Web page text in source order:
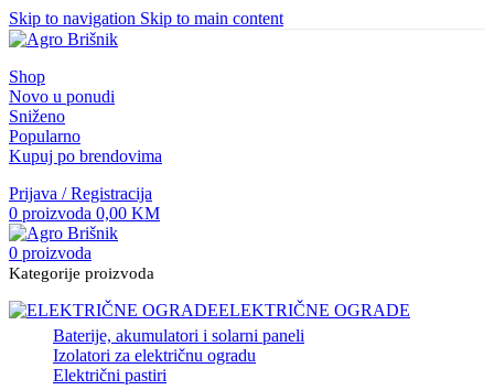
Skip to navigation Skip to main content
Shop
Novo u ponudi
Sniženo
Popularno
Kupuj po brendovima
Prijava / Registracija
0 proizvoda 0,00 KM
0 proizvoda
Kategorije proizvoda
ELEKTRIČNE OGRADE
Baterije, akumulatori i solarni paneli
Izolatori za električnu ogradu
Električni pastiri